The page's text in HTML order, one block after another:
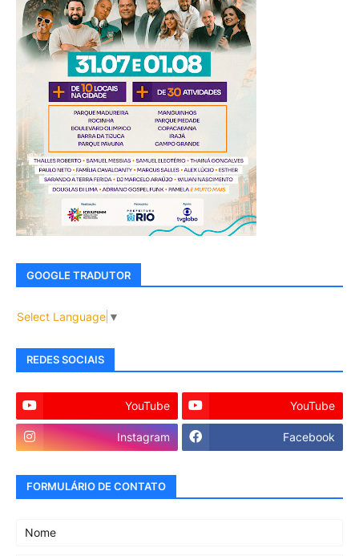
GOOGLE TRADUTOR
Select Language ▼
REDES SOCIAIS
YouTube YouTube
Instagram Facebook
FORMULÁRIO DE CONTATO